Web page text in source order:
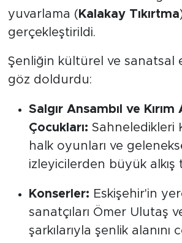
yuvarlama ( Kalakay Tıkırtma
gerçekleştirildi.
Şenliğin kültürel ve sanatsal
göz doldurdu:
Salgır Ansambıl ve Kırım
Çocukları: Sahneledikleri
halk oyunları ve
izleyicilerden büyük alkış
Konserler: Eskişehir'in
sanatçıları Ömer Ulutaş
şarkılarıyla şenlik alanını